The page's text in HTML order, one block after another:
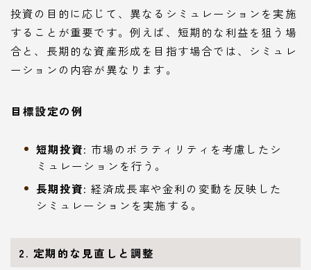
投資の目的に応じて、異なるシミュレーションを実施
することが重要です。例えば、短期的な利益を狙う場
合と、長期的な資産形成を目指す場合では、シミュレ
ーションの内容が異なります。
目標設定の例
短期投資: 市場のボラティリティを考慮したシ
ミュレーションを行う。
長期投資: 経済成長率や金利の変動を反映した
シミュレーションを実施する。
2. 定期的な見直しと調整